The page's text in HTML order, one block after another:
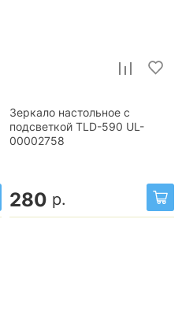
Зеркало настольное с
подсветкой TLD-590 UL-
00002758
280 р.